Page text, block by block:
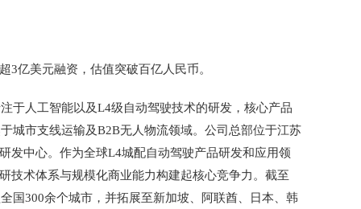
3亿美元融资，估值突破百亿人民币。
于人工智能以及L4级自动驾驶技术的研发，核心产品
城市支线运输及B2B无人物流领域。公司总部位于江苏
发中心。作为全球L4城配自动驾驶产品研发和应用领
技术体系与规模化商业能力构建起核心竞争力。截至
国300余个城市，并拓展至新加坡、阿联酋、日本、韩